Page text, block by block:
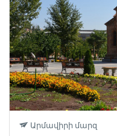
Արմավիրի մարզ